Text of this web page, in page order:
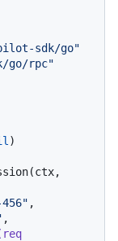
sdk/go"
go/rpc"
)
,
,